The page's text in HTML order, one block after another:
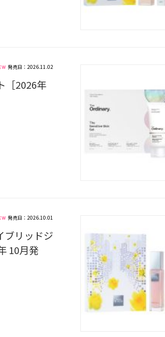
発売日：2026.11.02
［2026年
発売日：2026.10.01
ブリッドジ
10月発